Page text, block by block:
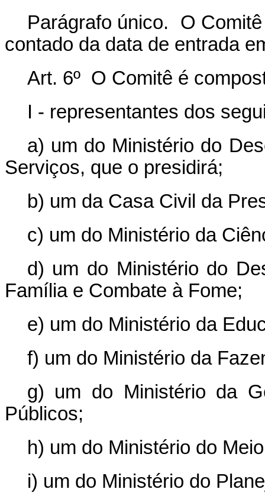
Parágrafo único. O
contado da data de entrada
Art. 6º O Comitê é
I - representantes dos
a) um do Ministério do
Serviços, que o presidirá;
b) um da Casa Civil da
c) um do Ministério da
d) um do Ministério do
Família e Combate à Fome;
e) um do Ministério da
f) um do Ministério da
g) um do Ministério da
Públicos;
h) um do Ministério do
i) um do Ministério do